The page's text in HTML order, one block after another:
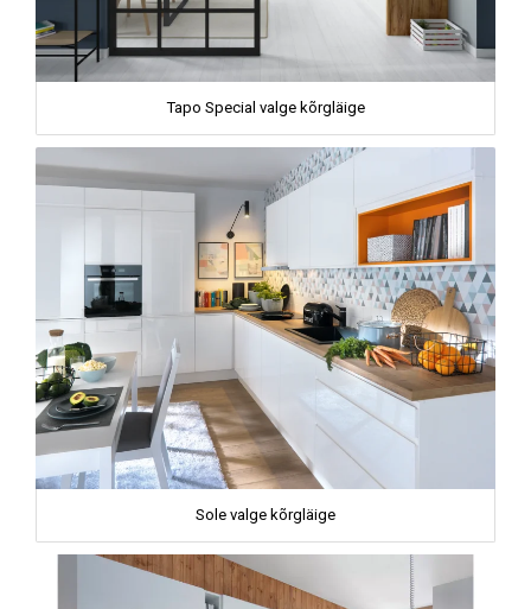
Tapo Special valge kõrgläige
Sole valge kõrgläige